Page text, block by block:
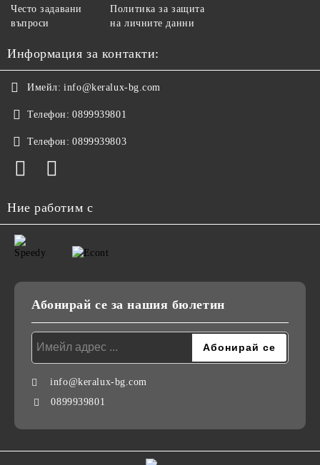
Често задавани
въпроси
Политика за защита
на личните данни
Информация за контакти:
Имейл: info@keralux-bg.com
Телефон: 0899939801
Телефон: 0899939803
Ние работим с
Абонирай се за нашия бюлетин
info@keralux-bg.com
0899939801